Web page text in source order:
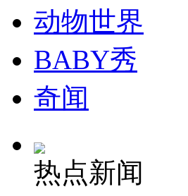
动物世界
BABY秀
奇闻
热点新闻